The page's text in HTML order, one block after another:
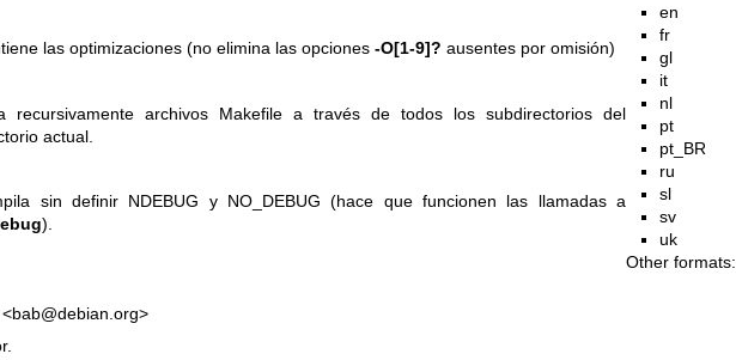
las optimizaciones (no elimina las opciones-O[1-9]? ausentes por omisión)
recursivamente archivos Makefile a través de todos los subdirectorios del
actual.
sin definir NDEBUG y NO_DEBUG (hace que funcionen las llamadas a
).
<bab@debian.org>
en
fr
gl
it
nl
pt
pt_BR
ru
sl
sv
uk
Other formats: